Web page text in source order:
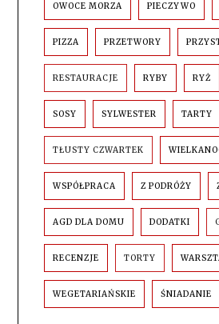
OWOCE MORZA PIECZYWO
PIZZA PRZETWORY
RESTAURACJE RYBY RYŻ
SOSY SYLWESTER TARTY
TŁUSTY CZWARTEK
WSPÓŁPRACA Z PODRÓŻY
AGD DLA DOMU DODATKI
RECENZJE TORTY
WEGETARIAŃSKIE ŚNIADANIE